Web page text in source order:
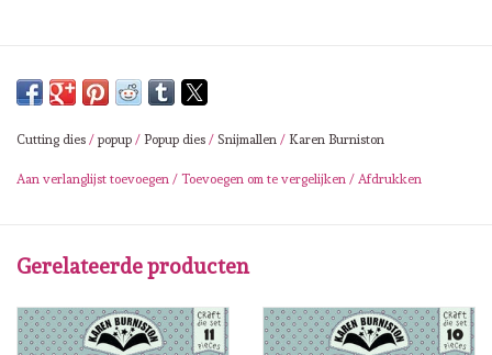
OLO Markers
Impronte D'autore
Modascrap
Siliconen mal
Cutting dies / popup / Popup dies / Snijmallen / Karen Burniston
Aan verlanglijst toevoegen / Toevoegen om te vergelijken / Afdrukken
Gerelateerde producten